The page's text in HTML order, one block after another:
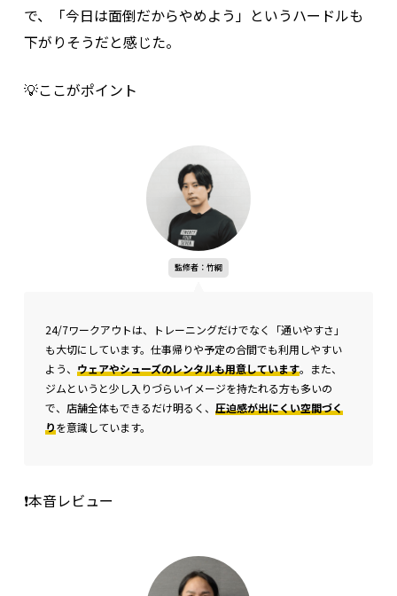
で、「今日は面倒だからやめよう」というハードルも
下がりそうだと感じた。
💡ここがポイント
監修者：竹綱
24/7ワークアウトは、トレーニングだけでなく「通いやすさ」
も大切にしています。仕事帰りや予定の合間でも利用しやすい
よう、 ウェアやシューズのレンタルも用意しています。また、
ジムというと少し入りづらいイメージを持たれる方も多いの
で、店舗全体もできるだけ明るく、 圧迫感が出にくい空間づく
りを意識しています。
❗本音レビュー